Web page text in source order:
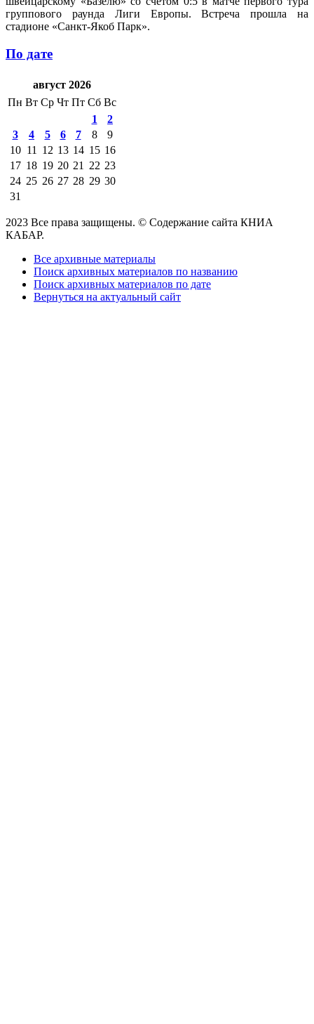
группового раунда Лиги Европы. Встреча прошла на
стадионе «Санкт-Якоб Парк».
По дате
август 2026
Пн Вт Ср Чт Пт Сб Вс
1
2
3
4 5 6 7 8
9
10 11 12 13 14 15 16
17 18 19 20 21 22 23
24 25 26 27 28 29 30
31
2023 Все права защищены. © Содержание сайта КНИА
КАБАР.
Все архивные материалы
Поиск архивных материалов по названию
Поиск архивных материалов по дате
Вернуться на актуальный сайт